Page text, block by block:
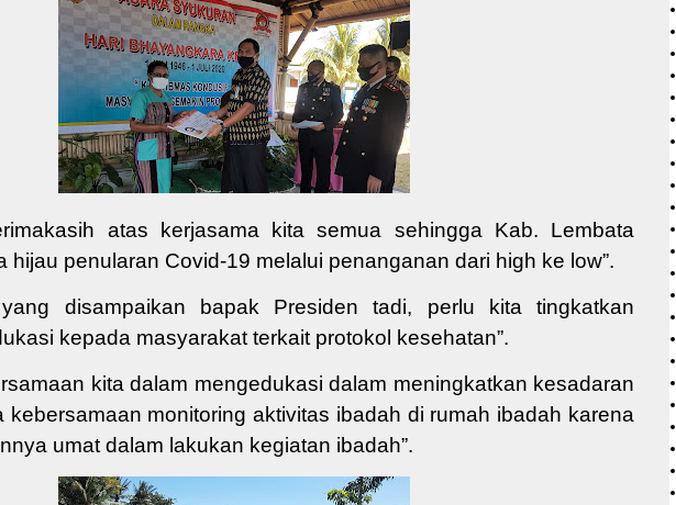
atas kerjasamakita semua sehingga Kab. Lembata
hijau penularan Covid-19 melalui penanganan dari high ke low”.
disampaikan bapak Presiden tadi, perlu kitatingkatkan
kepada masyarakat terkait protokol kesehatan”.
kita dalam mengedukasi dalam meningkatkan kesadaran
kebersamaan monitoring aktivitas ibadah di rumah ibadah karena
umat dalam lakukan kegiatan ibadah”.